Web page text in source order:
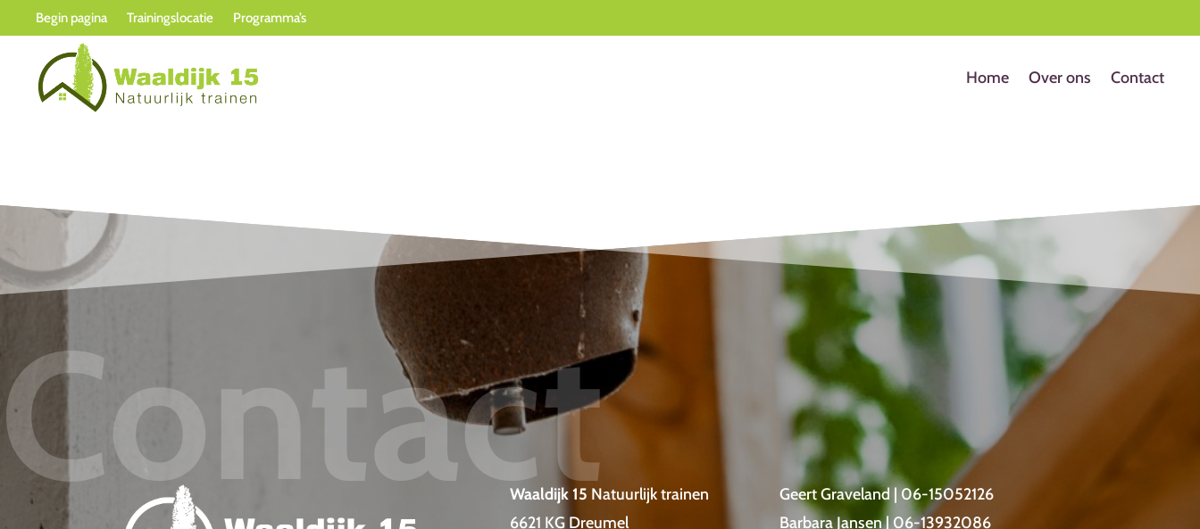
Begin pagina Trainingslocatie Programma’s
Home Over ons Contact
Contact
Waaldijk 15 Natuurlijk trainen
6621 KG Dreumel
Geert Graveland | 06-15052126
Barbara Jansen | 06-13932086